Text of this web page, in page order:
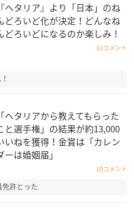
『ヘタリア』より「日本」のね
どろいど化が決定！どんなね
どろいどになるのか楽しみ！
11コメント
「ヘタリアから教えてもらった
と選手権」の結果が約13,000
いねを獲得！金賞は「カレン
ーは婚姻届」
10コメント
許とった